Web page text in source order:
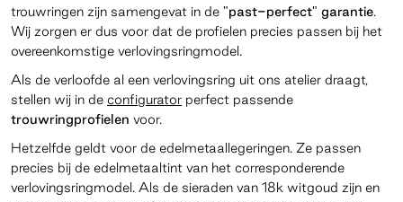
trouwringen zijn samengevat in de "past-perfect" garantie.
Wij zorgen er dus voor dat de profielen precies passen bij het
overeenkomstige verlovingsringmodel.
Als de verloofde al een verlovingsring uit ons atelier draagt,
stellen wij in de configurator perfect passende
trouwringprofielen voor.
Hetzelfde geldt voor de edelmetaallegeringen. Ze passen
precies bij de edelmetaaltint van het corresponderende
verlovingsringmodel. Als de sieraden van 18k witgoud zijn en